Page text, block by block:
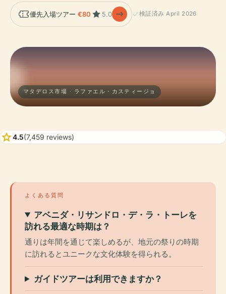
優先入場ツアー €80 5.0 検証済み April 2026
マタデロス市場 · ラファエル・カスティージョ
star4.5(7,459 reviews)
よくある質問
アベニダ・リサンドロ・デ・ラ・トーレを
訪れる最適な時期は？
通りは年間を通じて楽しめるが、地元の祭りの時期
に訪れるとユニークな文化体験を得られる。
ガイドツアーは利用できますか？